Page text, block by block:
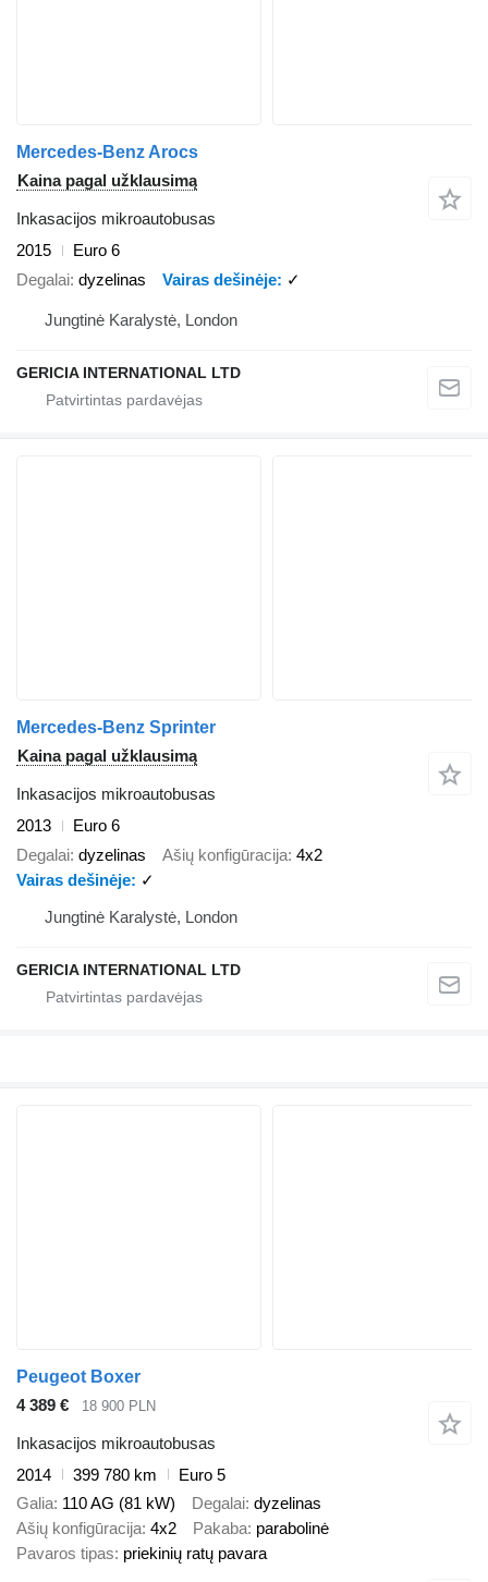
Mercedes-Benz Arocs
Kaina pagal užklausimą
Inkasacijos mikroautobusas
2015
Euro 6
Degalai dyzelinas Vairas dešinėje ✓
Jungtinė Karalystė, London
GERICIA INTERNATIONAL LTD
Mercedes-Benz Sprinter
Kaina pagal užklausimą
Inkasacijos mikroautobusas
2013
Euro 6
Degalai dyzelinas Ašių konfigūracija 4x2
Vairas dešinėje
✓
Jungtinė Karalystė, London
GERICIA INTERNATIONAL LTD
Peugeot Boxer
4 389 €
18 900 PLN
Inkasacijos mikroautobusas
2014
399 780 km
Euro 5
Galia 110 AG (81 kW) Degalai dyzelinas
Ašių konfigūracija 4x2 Pakaba parabolinė
Pavaros tipas priekinių ratų pavara